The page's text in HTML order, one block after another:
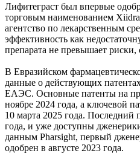
Лифитеграст был впервые
торговым наименованием
агентство по лекарственным
эффективность как
препарата не превышает
В Евразийском
данные о действующих
ЕАЭС. Основные патенты на
ноябре 2024 года, а ключевой
10 марта 2025 года. Последний
года, и уже доступны
данным Pharsight, первый
одобрен в августе 2023 года.